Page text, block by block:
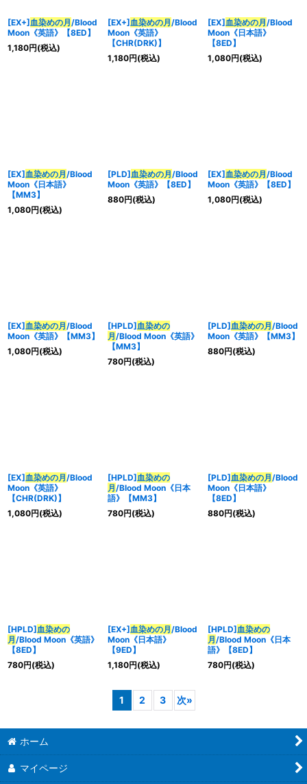
[EX+]血染めの月/Blood
Moon《英語》【8ED】
1,180円(税込)
[EX+]血染めの月/Blood
Moon《英語》
【CHR(DRK)】
1,180円(税込)
[EX]血染めの月/Blood
Moon《日本語》
【8ED】
1,080円(税込)
[EX]血染めの月/Blood
Moon《日本語》
【MM3】
1,080円(税込)
[PLD]血染めの月/Blood
Moon《英語》【8ED】
880円(税込)
[EX]血染めの月/Blood
Moon《英語》【8ED】
1,080円(税込)
[EX]血染めの月/Blood
Moon《英語》【MM3】
1,080円(税込)
[HPLD]血染めの
月/Blood Moon《英語》
【MM3】
780円(税込)
[PLD]血染めの月/Blood
Moon《英語》【MM3】
880円(税込)
[EX]血染めの月/Blood
Moon《英語》
【CHR(DRK)】
1,080円(税込)
[HPLD]血染めの
月/Blood Moon《日本
語》【MM3】
780円(税込)
[PLD]血染めの月/Blood
Moon《日本語》
【8ED】
880円(税込)
[HPLD]血染めの
月/Blood Moon《英語》
【8ED】
780円(税込)
[EX+]血染めの月/Blood
Moon《日本語》
【9ED】
1,180円(税込)
[HPLD]血染めの
月/Blood Moon《日本
語》【8ED】
780円(税込)
1 2 3 次»
ホーム
マイページ